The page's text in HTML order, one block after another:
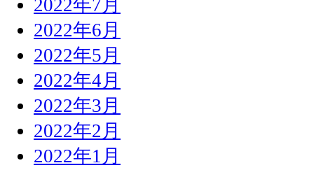
2022年7月
2022年6月
2022年5月
2022年4月
2022年3月
2022年2月
2022年1月